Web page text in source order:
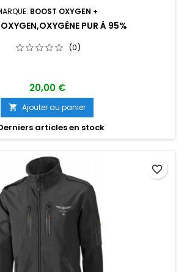
BOOST OXYGEN +
PUR À 95%
(0)
20,00 €
 Ajouter au panier
articles en stock
favorite_border